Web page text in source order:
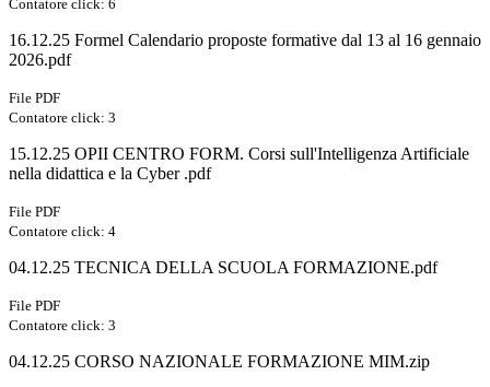
Contatore click: 6
16.12.25 Formel Calendario proposte formative dal 13 al 16 gennaio
2026.pdf
File PDF
Contatore click: 3
15.12.25 OPII CENTRO FORM. Corsi sull'Intelligenza Artificiale
nella didattica e la Cyber .pdf
File PDF
Contatore click: 4
04.12.25 TECNICA DELLA SCUOLA FORMAZIONE.pdf
File PDF
Contatore click: 3
04.12.25 CORSO NAZIONALE FORMAZIONE MIM.zip